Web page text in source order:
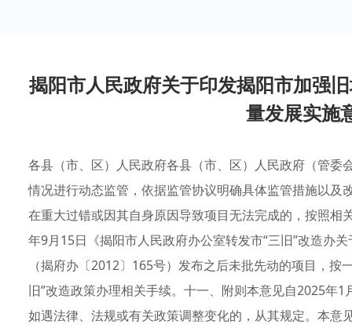
揭阳市人民政府关于印发揭阳市加强
量发展实施
各县（市、区）人民政府各县（市、区）人民政府（管委
情况进行动态监管，依据监管协议明确具体监管措施以
在重大过错或因其自身原因导致项目无法完成的，按照
年9月15日《揭阳市人民政府办公室转发市“三旧”改造办
（揭府办〔2012〕165号）发布之后未批先动的项目，
旧”改造政策办理相关手续。十一、附则本意见自2025年
如遇法律、法规或有关政策调整变化的，从其规定。本